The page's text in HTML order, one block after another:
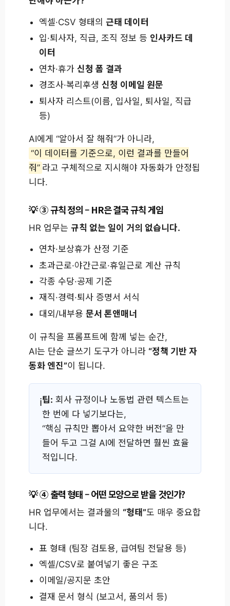
엑셀·CSV 형태의근태 데이터
입·퇴사자, 직급, 조직 정보 등 인사카드 데
이터
연차·휴가신청 폼 결과
경조사·복리후생신청 이메일 원문
퇴사자 리스트(이름, 입사일, 퇴사일, 직급
등)
AI에게 “알아서 잘 해줘”가 아니라,
“이 데이터를 기준으로, 이런 결과를 만들어
줘” 라고 구체적으로 지시해야 자동화가 안정됩
니다.
③ 규칙 정의 – HR은 결국 규칙 게임
HR 업무는 규칙 없는 일이 거의 없습니다.
연차·보상휴가 산정 기준
초과근로·야간근로·휴일근로 계산 규칙
각종 수당·공제 기준
재직·경력·퇴사 증명서 서식
대외/내부용문서 톤앤매너
이 규칙을 프롬프트에 함께 넣는 순간,
AI는 단순 글쓰기 도구가 아니라 “정책 기반 자
동화 엔진”이 됩니다.
팁: 회사 규정이나 노동법 관련 텍스트는
한 번에 다 넣기보다는,
“핵심 규칙만 뽑아서 요약한 버전”을 만
들어 두고 그걸 AI에 전달하면 훨씬 효율
적입니다.
④ 출력 형태 – 어떤 모양으로 받을 것인가?
HR 업무에서는 결과물의 “형태”도 매우 중요합
니다.
표 형태 (팀장 검토용, 급여팀 전달용 등)
엑셀/CSV로 붙여넣기 좋은 구조
이메일/공지문 초안
결재 문서 형식 (보고서, 품의서 등)